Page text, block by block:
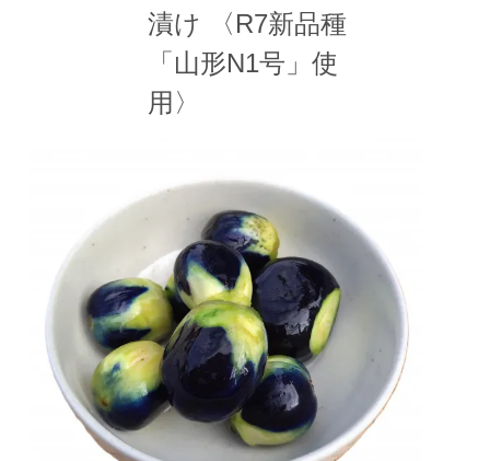
漬け 〈R7新品種
「山形N1号」使
用〉